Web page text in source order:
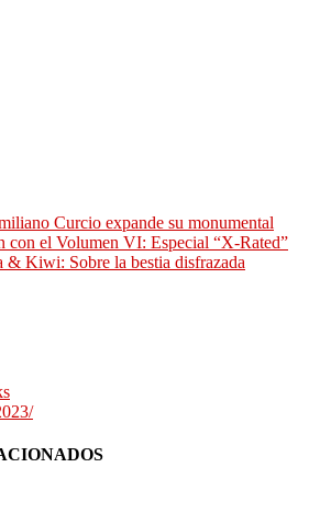
Curcio expande su monumental
con el Volumen VI: Especial “X-Rated”
& Kiwi: Sobre la bestia disfrazada